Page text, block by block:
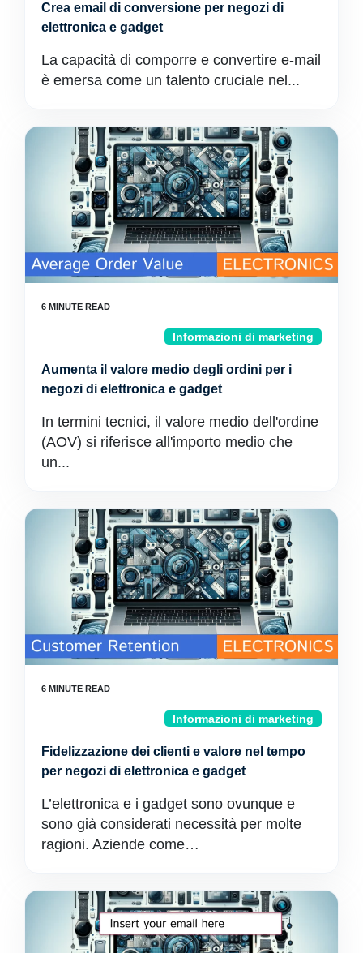
Crea email di conversione per negozi di
elettronica e gadget
La capacità di comporre e convertire e-mail
è emersa come un talento cruciale nel...
Informazioni di marketing
Aumenta il valore medio degli ordini per i
negozi di elettronica e gadget
In termini tecnici, il valore medio dell'ordine
(AOV) si riferisce all'importo medio che
un...
Informazioni di marketing
Fidelizzazione dei clienti e valore nel tempo
per negozi di elettronica e gadget
L’elettronica e i gadget sono ovunque e
sono già considerati necessità per molte
ragioni. Aziende come…